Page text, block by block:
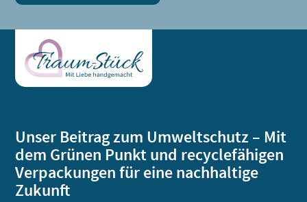
Unser Beitrag zum Umweltschutz – Mit
dem Grünen Punkt und recyclefähigen
Verpackungen für eine nachhaltige
Zukunft